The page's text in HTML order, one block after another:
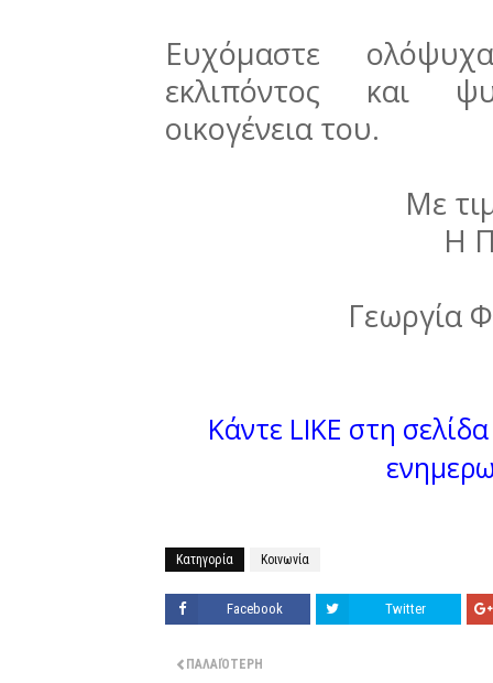
Ευχόμαστε
εκλιπόντος και
οικογένεια του.
Με
Η
Γεωργία
Κάντε LIKE στη
Κατηγορία Κοινωνία
Facebook Twitter
ΠΑΛΑΙΌΤΕΡΗ